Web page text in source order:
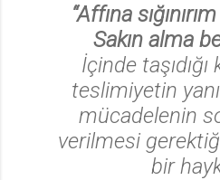
“Affına
Sakın alma
İçinde
teslimiyetin
mücadelenin
verilmesi
bir